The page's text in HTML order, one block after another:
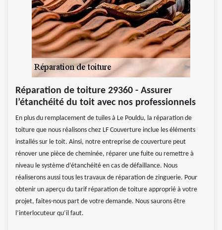
Réparation de toiture 29360 - Assurer
l’étanchéité du toit avec nos professionnels
En plus du remplacement de tuiles à Le Pouldu, la réparation de
toiture que nous réalisons chez LF Couverture inclue les éléments
installés sur le toit. Ainsi, notre entreprise de couverture peut
rénover une pièce de cheminée, réparer une fuite ou remettre à
niveau le système d’étanchéité en cas de défaillance. Nous
réaliserons aussi tous les travaux de réparation de zinguerie. Pour
obtenir un aperçu du tarif réparation de toiture approprié à votre
projet, faites-nous part de votre demande. Nous saurons être
l’interlocuteur qu’il faut.